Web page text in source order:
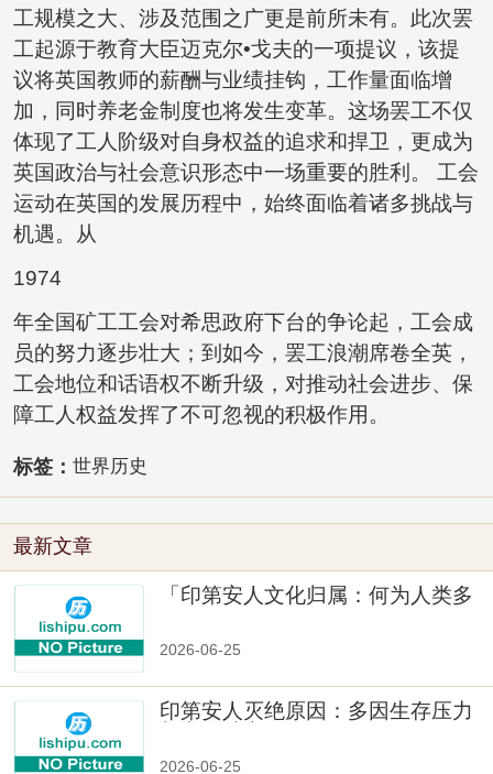
工规模之大、涉及范围之广更是前所未有。此次罢
工起源于教育大臣迈克尔•戈夫的一项提议，该提
议将英国教师的薪酬与业绩挂钩，工作量面临增
加，同时养老金制度也将发生变革。这场罢工不仅
体现了工人阶级对自身权益的追求和捍卫，更成为
英国政治与社会意识形态中一场重要的胜利。 工会
运动在英国的发展历程中，始终面临着诸多挑战与
机遇。从
1974
年全国矿工工会对希思政府下台的争论起，工会成
员的努力逐步壮大；到如今，罢工浪潮席卷全英，
工会地位和话语权不断升级，对推动社会进步、保
障工人权益发挥了不可忽视的积极作用。
标签： 世界历史
最新文章
「印第安人文化归属：何为人类多
2026-06-25
印第安人灭绝原因：多因生存压力
2026-06-25